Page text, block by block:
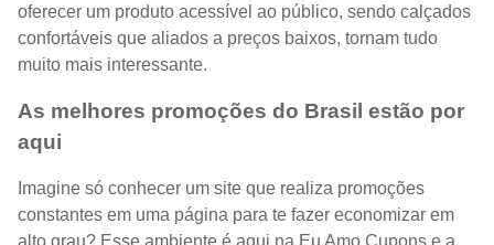
oferecer um produto acessível ao público, sendo calçados
confortáveis que aliados a preços baixos, tornam tudo
muito mais interessante.
As melhores promoções do Brasil estão por
aqui
Imagine só conhecer um site que realiza promoções
constantes em uma página para te fazer economizar em
alto grau? Esse ambiente é aqui na Eu Amo Cupons e a